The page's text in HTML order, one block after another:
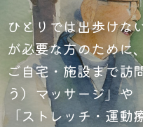
ひとりでは出歩けな
が必要な方のために、
ご自宅・施設まで訪
う）マッサージ」や
「ストレッチ・運動